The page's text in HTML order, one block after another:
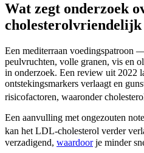
Wat zegt onderzoek
cholesterolvriendelijk
Een mediterraan voedingspatroon
peulvruchten, volle granen, vis en
in onderzoek. Een review uit 2022
ontstekingsmarkers verlaagt en
risicofactoren, waaronder
Een aanvulling met ongezouten
kan het LDL-cholesterol verder
verzadigend, waardoorje minder